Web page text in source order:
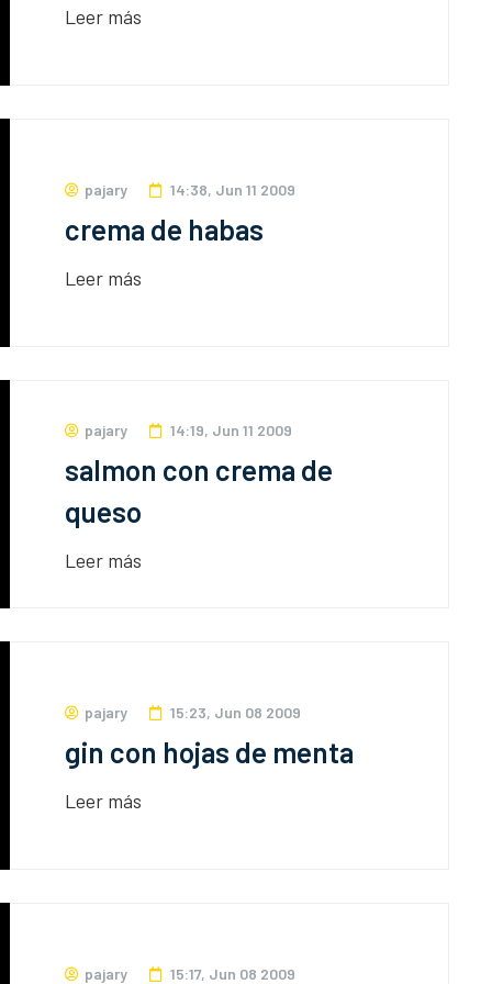
Leer más
pajary 14:38, Jun 11 2009
crema de habas
Leer más
pajary 14:19, Jun 11 2009
salmon con crema de
queso
Leer más
pajary 15:23, Jun 08 2009
gin con hojas de menta
Leer más
pajary 15:17, Jun 08 2009